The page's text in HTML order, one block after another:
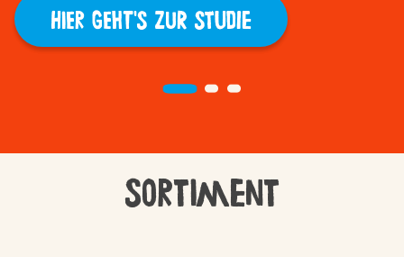
HIER GEHT'S ZUR STUDIE
Sortiment